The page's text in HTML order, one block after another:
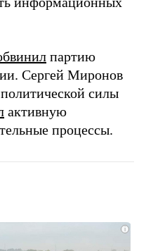
партию
Сергей Миронов
силы
активную
процессы.
i